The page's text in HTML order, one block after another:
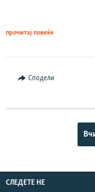
прочитај повеќе
Сподели
СЛЕДЕТЕ НЕ